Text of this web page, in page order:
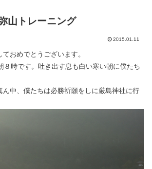
山トレーニング
2015.01.11
おめでとうございます。
８時です。吐き出す息も白い寒い朝に僕たち
ん中、僕たちは必勝祈願をしに厳島神社に行